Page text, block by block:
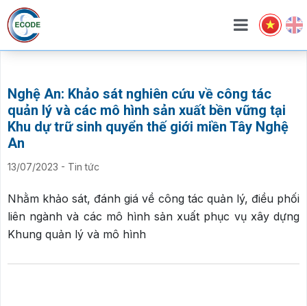
Nghệ An: Khảo sát nghiên cứu về công tác
quản lý và các mô hình sản xuất bền vững tại
Khu dự trữ sinh quyển thế giới miền Tây Nghệ
An
13/07/2023 - Tin tức
Nhằm khảo sát, đánh giá về công tác quản lý, điều phối
liên ngành và các mô hình sản xuất phục vụ xây dựng
Khung quản lý và mô hình